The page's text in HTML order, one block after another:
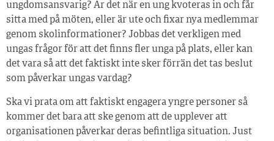
ungdomsansvarig? Är det när en ung kvoteras in och får
sitta med på möten, eller är ute och fixar nya medlemmar
genom skolinformationer? Jobbas det verkligen med
ungas frågor för att det finns fler unga på plats, eller kan
det vara så att det faktiskt inte sker förrän det tas beslut
som påverkar ungas vardag?
Ska vi prata om att faktiskt engagera yngre personer så
kommer det bara att ske genom att de upplever att
organisationen påverkar deras befintliga situation. Just